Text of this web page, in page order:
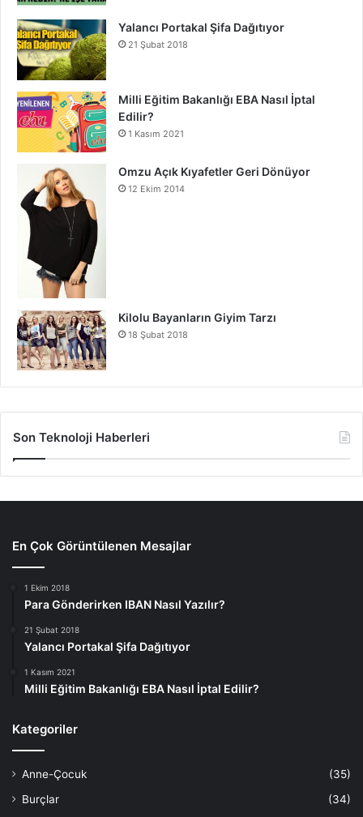
Yalancı Portakal Şifa Dağıtıyor
21 Şubat 2018
Milli Eğitim Bakanlığı EBA Nasıl İptal
Edilir?
1 Kasım 2021
Omzu Açık Kıyafetler Geri Dönüyor
12 Ekim 2014
Kilolu Bayanların Giyim Tarzı
18 Şubat 2018
Son Teknoloji Haberleri
En Çok Görüntülenen Mesajlar
1 Ekim 2018
Para Gönderirken IBAN Nasıl Yazılır?
21 Şubat 2018
Yalancı Portakal Şifa Dağıtıyor
1 Kasım 2021
Milli Eğitim Bakanlığı EBA Nasıl İptal Edilir?
Kategoriler
Anne-Çocuk
(35)
Burçlar
(34)